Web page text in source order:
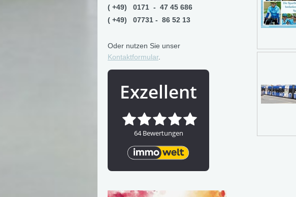
( +49) 0171 - 47 45 686
( +49) 07731 - 86 52 13
Oder nutzen Sie unser
Kontaktformular.